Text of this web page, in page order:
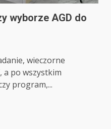
wyborze AGD do
wieczorne
a po wszystkim
program,...